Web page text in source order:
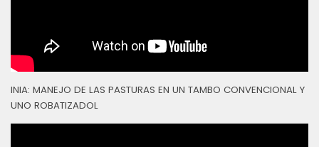
INIA: MANEJO DE LAS PASTURAS EN UN TAMBO CONVENCIONAL Y
UNO ROBATIZADOL